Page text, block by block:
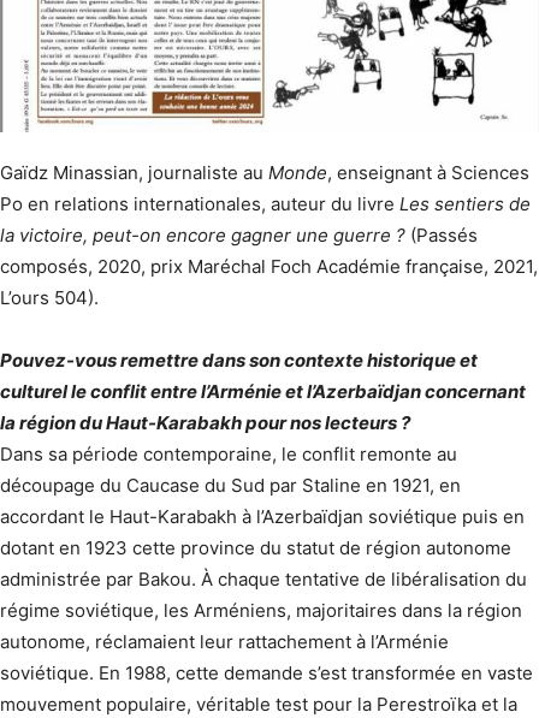
Gaïdz Minassian, journaliste au Monde, enseignant à Sciences
Po en relations internationales, auteur du livre Les sentiers de
la victoire, peut-on encore gagner une guerre ? (Passés
composés, 2020, prix Maréchal Foch Académie française, 2021,
L’ours 504).
Pouvez-vous remettre dans son contexte historique et
culturel le conflit entre l’Arménie et l’Azerbaïdjan concernant
la région du Haut-Karabakh pour nos lecteurs ?
Dans sa période contemporaine, le conflit remonte au
découpage du Caucase du Sud par Staline en 1921, en
accordant le Haut-Karabakh à l’Azerbaïdjan soviétique puis en
dotant en 1923 cette province du statut de région autonome
administrée par Bakou. À chaque tentative de libéralisation du
régime soviétique, les Arméniens, majoritaires dans la région
autonome, réclamaient leur rattachement à l’Arménie
soviétique. En 1988, cette demande s’est transformée en vaste
mouvement populaire, véritable test pour la Perestroïka et la